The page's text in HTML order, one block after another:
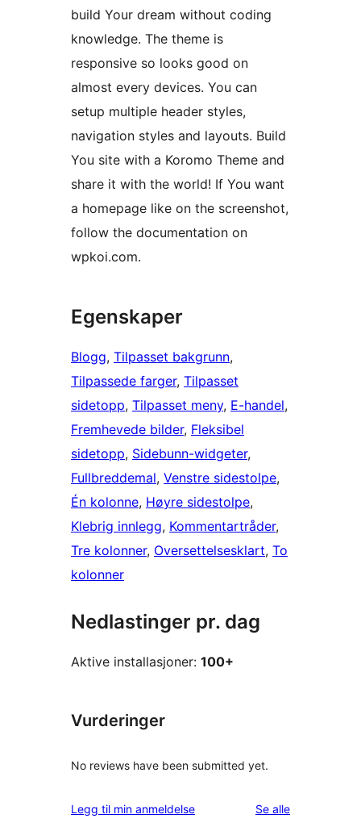
build Your dream without coding
knowledge. The theme is
responsive so looks good on
almost every devices. You can
setup multiple header styles,
navigation styles and layouts. Build
You site with a Koromo Theme and
share it with the world! If You want
a homepage like on the screenshot,
follow the documentation on
wpkoi.com.
Egenskaper
Blogg, Tilpasset bakgrunn
Tilpassede farger, Tilpasset
sidetopp, Tilpasset meny, E-handel
Fremhevede bilder, Fleksibel
sidetopp, Sidebunn-widgeter
Fullbreddemal, Venstre sidestolpe
Én kolonne, Høyre sidestolpe
Klebrig innlegg, Kommentartråder
Tre kolonner, Oversettelsesklart, To
kolonner
Nedlastinger pr. dag
Aktive installasjoner: 100+
Vurderinger
No reviews have been submitted yet.
Legg til min anmeldelse Se alleomtalene